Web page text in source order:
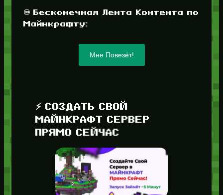
♾️ Бесконечная Лента Контента по
Майнкрафту:
Мне Повезёт!
⚡ СОЗДАТЬ СВОЙ
МАЙНКРАФТ СЕРВЕР
ПРЯМО СЕЙЧАС